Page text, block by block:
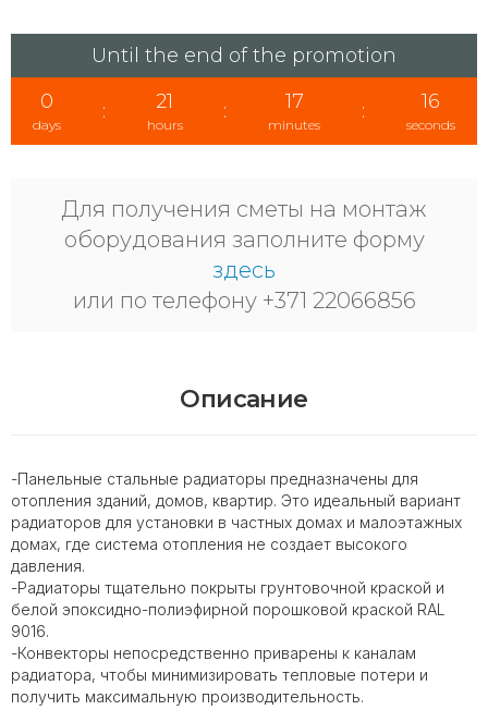
Until the end of the promotion
0
days
: 21
hours
: 17
minutes
: 16
seconds
Для получения сметы на монтаж
оборудования заполните форму
здесь
или по телефону +371 22066856
Описание
-Панельные стальные радиаторы предназначены для
отопления зданий, домов, квартир. Это идеальный вариант
радиаторов для установки в частных домах и малоэтажных
домах, где система отопления не создает высокого
давления.
-Радиаторы тщательно покрыты грунтовочной краской и
белой эпоксидно-полиэфирной порошковой краской RAL
9016.
-Конвекторы непосредственно приварены к каналам
радиатора, чтобы минимизировать тепловые потери и
получить максимальную производительность.